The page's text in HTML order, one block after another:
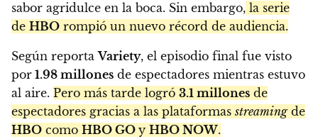
sabor agridulce en la boca. Sin embargo, la serie
de HBO rompió un nuevo récord de audiencia.
Según reportaVariety, el episodio final fue visto
por 1.98 millones de espectadores mientras estuvo
al aire. Pero más tarde logró 3.1 millones de
espectadores gracias a las plataformasstreamingde
HBO como HBO GO y HBO NOW.